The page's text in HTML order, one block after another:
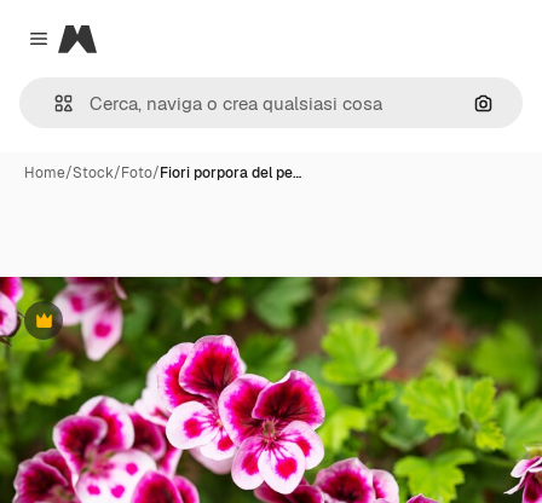
Close menu
Magnific
Cerca
Home/Stock/Foto/Fiori porpora del pe…
Premium